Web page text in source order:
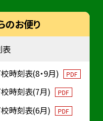
のお便り
時刻表(8・9月) PDF
時刻表(7月) PDF
時刻表(6月) PDF